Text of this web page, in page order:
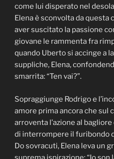
come lui disperato nel
Elena è sconvolta da questa
aver suscitato la passione
giovane le rammenta fra
quando Uberto si accinge a
suppliche, Elena,
smarrita: “Ten vai?”.
Sopraggiunge Rodrigo e
amore prima ancora che sul
arroventa l’azione al
di interrompere il furibondo
Do sovracuti, Elena leva un